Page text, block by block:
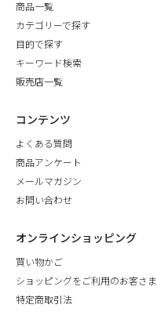
商品一覧
カテゴリーで探す
目的で探す
キーワード検索
販売店一覧
コンテンツ
よくある質問
商品アンケート
メールマガジン
お問い合わせ
オンラインショッピング
買い物かご
ショッピングをご利用のお客さま
特定商取引法